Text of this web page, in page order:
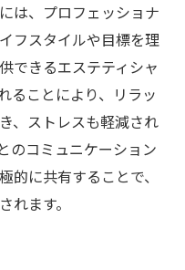
は、プロフェッショナ
フスタイルや目標を理
できるエステティシャ
ることにより、リラッ
、ストレスも軽減され
のコミュニケーション
的に共有することで、
れます。